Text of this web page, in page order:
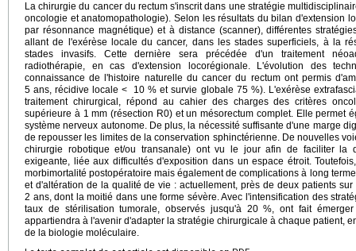
La chirurgie du cancer du rectum s'inscrit dans une stratégie
oncologie et anatomopathologie). Selon les résultats du bilan d'extension
par résonnance magnétique) et à distance (scanner), différentes
allant de l'exérèse locale du cancer, dans les stades superficiels, à la
stades invasifs. Cette dernière sera précédée d'un traitement
radiothérapie, en cas d'extension locorégionale. L'évolution des
connaissance de l'histoire naturelle du cancer du rectum ont permis
5 ans, récidive locale < 10 % et survie globale 75 %). L'exérèse
traitement chirurgical, répond au cahier des charges des critères
supérieure à 1 mm (résection R0) et un mésorectum complet. Elle permet
système nerveux autonome. De plus, la nécessité suffisante d'une marge
de repousser les limites de la conservation sphinctérienne. De nouvelles
chirurgie robotique et/ou transanale) ont vu le jour afin de faciliter la
exigeante, liée aux difficultés d'exposition dans un espace étroit.
morbimortalité postopératoire mais également de complications à long
et d'altération de la qualité de vie : actuellement, près de deux patients
2 ans, dont la moitié dans une forme sévère. Avec l'intensification des
taux de stérilisation tumorale, observés jusqu'à 20 %, ont fait
appartiendra à l'avenir d'adapter la stratégie chirurgicale à chaque patient,
de la biologie moléculaire.